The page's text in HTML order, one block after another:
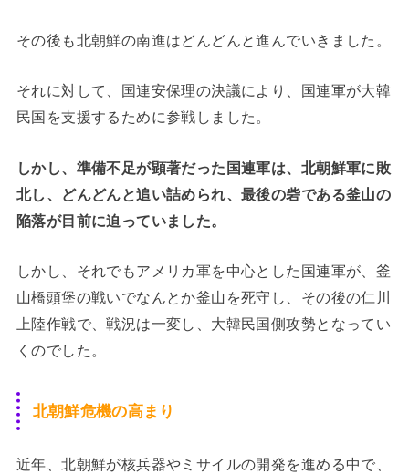
その後も北朝鮮の南進はどんどんと進んでいきました。
それに対して、国連安保理の決議により、国連軍が大韓
民国を支援するために参戦しました。
しかし、準備不足が顕著だった国連軍は、北朝鮮軍に敗
北し、どんどんと追い詰められ、最後の砦である釜山の
陥落が目前に迫っていました。
しかし、それでもアメリカ軍を中心とした国連軍が、釜
山橋頭堡の戦いでなんとか釜山を死守し、その後の仁川
上陸作戦で、戦況は一変し、大韓民国側攻勢となってい
くのでした。
北朝鮮危機の高まり
近年、北朝鮮が核兵器やミサイルの開発を進める中で、